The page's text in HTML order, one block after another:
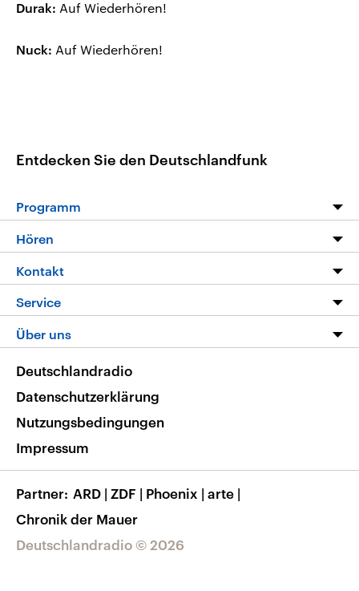
Durak: Auf Wiederhören!
Nuck: Auf Wiederhören!
Entdecken Sie den Deutschlandfunk
Programm
Die Nachrichten
Nachrichtenleicht
Neue Beiträge auf dlf.de
Hören
Livestream
Podcasts
Deutschlandfunk App
Nachrichten App
Frequenzen
Kontakt
Hörerservice
Service
FAQ
Veranstaltungen
Musikliste
RSS
Über uns
Barrierefreiheit
Deutschlandradio © 2026
Deutschlandradio
Datenschutzerklärung
Nutzungsbedingungen
Impressum
Partner ARD | ZDF | Phoenix | arte |
Chronik der Mauer